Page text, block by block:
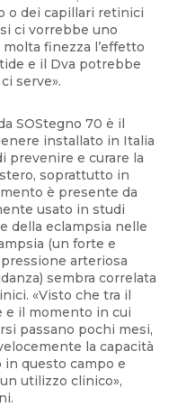
o dei capillari retinici
ci vorrebbe uno
finezza l’effetto
e il Dva potrebbe
serve».
SOStegno 70 è il
installato in Italia
prevenire e curare la
soprattutto in
è presente da
usato in studi
della eclampsia nelle
(un forte e
arteriosa
sembra correlata
«Visto che tra il
e il momento in cui
passano pochi mesi,
la capacità
questo campo e
utilizzo clinico»,